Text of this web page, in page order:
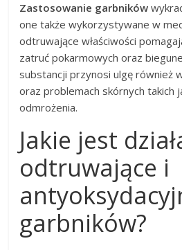
Zastosowanie garbników
one także wykorzystywane w
odtruwające właściwości
zatruć pokarmowych oraz
substancji przynosi ulgę również
oraz problemach skórnych takich
odmrożenia.
Jakie jest
odtruwające i
garbników?